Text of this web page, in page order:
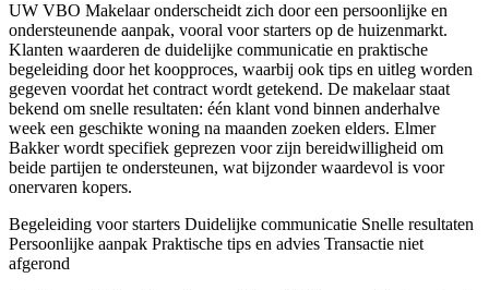
UW VBO Makelaar onderscheidt zich door een persoonlijke en
ondersteunende aanpak, vooral voor starters op de huizenmarkt.
Klanten waarderen de duidelijke communicatie en praktische
begeleiding door het koopproces, waarbij ook tips en uitleg worden
gegeven voordat het contract wordt getekend. De makelaar staat
bekend om snelle resultaten: één klant vond binnen anderhalve
week een geschikte woning na maanden zoeken elders. Elmer
Bakker wordt specifiek geprezen voor zijn bereidwilligheid om
beide partijen te ondersteunen, wat bijzonder waardevol is voor
onervaren kopers.
Begeleiding voor starters Duidelijke communicatie Snelle resultaten
Persoonlijke aanpak Praktische tips en advies Transactie niet
afgerond